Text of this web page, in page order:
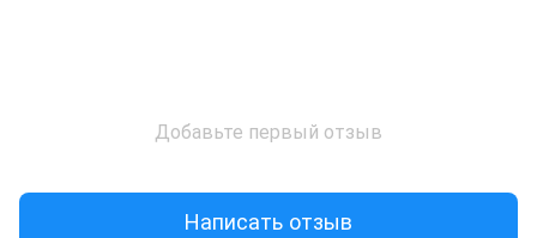
Добавьте первый отзыв
Написать отзыв